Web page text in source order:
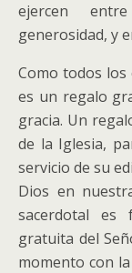
ejercen
generosidad, y
Como todos los
es un regalo
gracia. Un
de la Iglesia,
servicio de su
Dios en
sacerdotal
gratuita del
momento con